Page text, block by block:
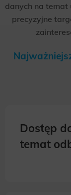
danych na temat
precyzyjne
Dostęp
temat